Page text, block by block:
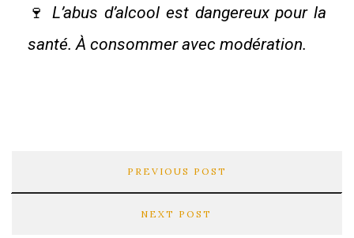
🍷L’abus d’alcool est dangereux pour la
santé. À consommer avec modération.
PREVIOUS POST
NEXT POST